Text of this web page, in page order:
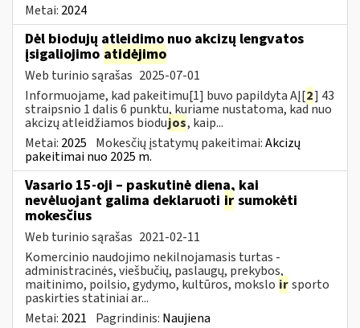
Metai: 2024
Dėl biodujų atleidimo nuo akcizų lengvatos
įsigaliojimo atidėjimo
Web turinio sąrašas 2025-07-01
Informuojame, kad pakeitimu[1] buvo papildyta AĮ[2] 43
straipsnio 1 dalis 6 punktu, kuriame nustatoma, kad nuo
akcizų atleidžiamos biodujos, kaip...
Metai: 2025 Mokesčių įstatymų pakeitimai:Akcizų
pakeitimai nuo 2025 m.
Vasario 15-oji – paskutinė diena, kai
nevėluojant galima deklaruoti ir sumokėti
mokesčius
Web turinio sąrašas 2021-02-11
Komercinio naudojimo nekilnojamasis turtas -
administracinės, viešbučių, paslaugų, prekybos,
maitinimo, poilsio, gydymo, kultūros, mokslo irsporto
paskirties statiniai ar...
Metai: 2021 Pagrindinis: Naujiena